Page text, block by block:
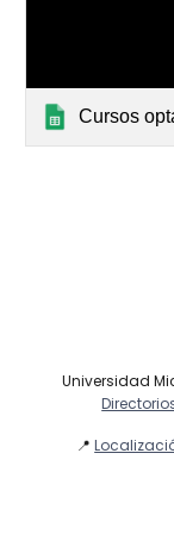
Cursos
Universidad
📍